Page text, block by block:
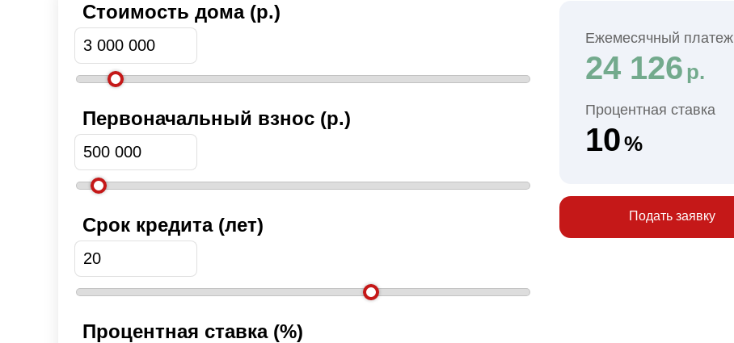
Стоимость дома (р.)
Первоначальный взнос (р.)
Срок кредита (лет)
Процентная ставка (%)
Ежемесячный платеж
24 126 р.
Процентная ставка
10%
Подать заявку